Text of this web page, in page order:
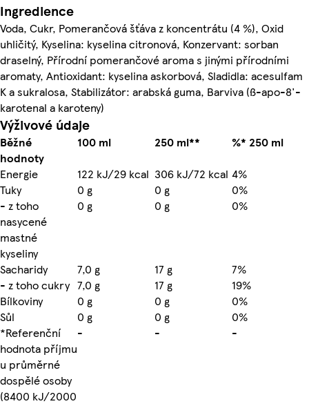
Ingredience
Voda, Cukr, Pomerančová šťáva z koncentrátu (4 %), Oxid
uhličitý, Kyselina: kyselina citronová, Konzervant: sorban
draselný, Přírodní pomerančové aroma s jinými přírodními
aromaty, Antioxidant: kyselina askorbová, Sladidla: acesulfam
K a sukralosa, Stabilizátor: arabská guma, Barviva (ß-apo-8'-
karotenal a karoteny)
Výživové údaje
Běžné
hodnoty
100 ml 250 ml**
%* 250 ml
Energie
122 kJ/29 kcal 306 kJ/72 kcal 4%
Tuky
0 g 0 g
0%
- z toho
nasycené
mastné
kyseliny
0 g 0 g 0%
Sacharidy 7,0 g 17 g
7%
- z toho cukry 7,0 g 17 g
19%
Bílkoviny
0 g 0 g
0%
Sůl
0 g 0 g
0%
*Referenční
hodnota příjmu
u průměrné
dospělé osoby
(8400 kJ/2000
- - -